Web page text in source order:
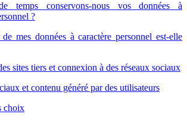
temps conservons-nous vos données à
?
mes données à caractère personnel est-elle
sites tiers et connexion à des réseaux sociaux
et contenu généré par des utilisateurs
choix